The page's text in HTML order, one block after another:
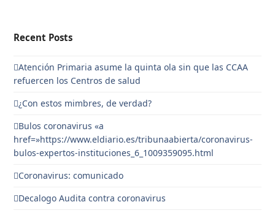
Recent Posts
Atención Primaria asume la quinta ola sin que las CCAA
refuercen los Centros de salud
¿Con estos mimbres, de verdad?
Bulos coronavirus «a
href=»https://www.eldiario.es/tribunaabierta/coronavirus-
bulos-expertos-instituciones_6_1009359095.html
Coronavirus: comunicado
Decalogo Audita contra coronavirus